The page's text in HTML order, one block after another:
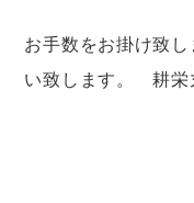
お手数をお掛け致
い致します。 耕栄